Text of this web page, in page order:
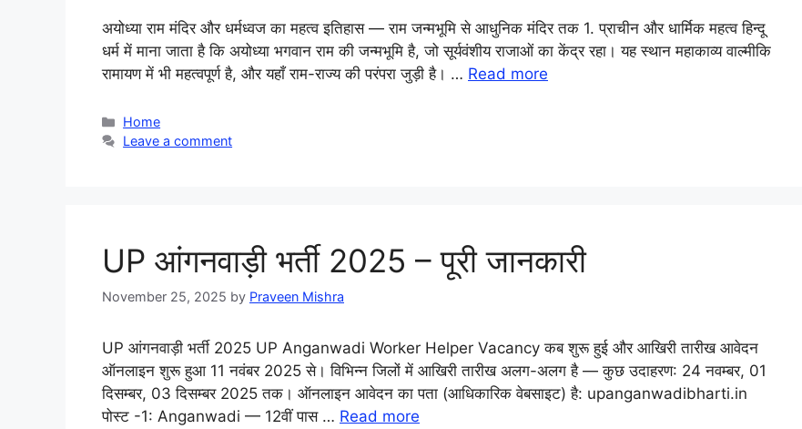
अयोध्या राम मंदिर और धर्मध्वज का महत्व इतिहास — राम जन्मभूमि से आधुनिक मंदिर तक 1. प्राचीन और धार्मिक महत्व हिन्दू
धर्म में माना जाता है कि अयोध्या भगवान राम की जन्मभूमि है, जो सूर्यवंशीय राजाओं का केंद्र रहा। यह स्थान महाकाव्य वाल्मीकि
रामायण में भी महत्वपूर्ण है, और यहाँ राम-राज्य की परंपरा जुड़ी है। … Read more
Categories
Home
Leave a comment
UP आंगनवाड़ी भर्ती 2025 – पूरी जानकारी
November 25, 2025 by Praveen Mishra
UP आंगनवाड़ी भर्ती 2025 UP Anganwadi Worker Helper Vacancy कब शुरू हुई और आखिरी तारीख आवेदन
ऑनलाइन शुरू हुआ 11 नवंबर 2025 से। विभिन्न जिलों में आखिरी तारीख अलग-अलग है — कुछ उदाहरण: 24 नवम्बर, 01
दिसम्बर, 03 दिसम्बर 2025 तक। ऑनलाइन आवेदन का पता (आधिकारिक वेबसाइट) है: upanganwadibharti.in
पोस्ट -1: Anganwadi — 12वीं पास … Read more